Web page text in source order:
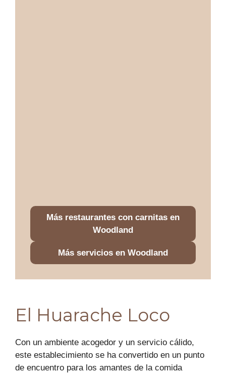
Más restaurantes con carnitas en
Woodland
Más servicios en Woodland
El Huarache Loco
Con un ambiente acogedor y un servicio cálido,
este establecimiento se ha convertido en un punto
de encuentro para los amantes de la comida